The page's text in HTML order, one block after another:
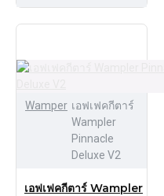
Wamper เอฟเฟคกีตาร์
Wampler
Pinnacle
Deluxe V2
เอฟเฟคกีตาร์ Wampler